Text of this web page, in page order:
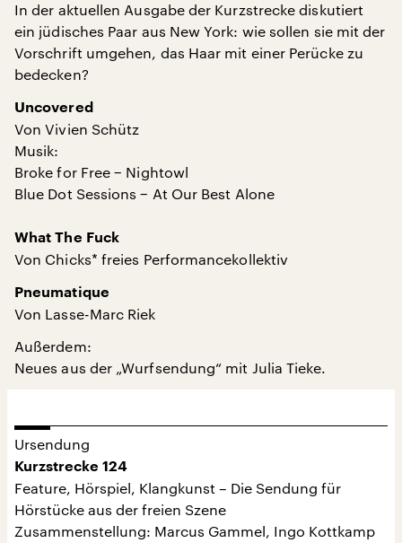
In der aktuellen Ausgabe der Kurzstrecke diskutiert
ein jüdisches Paar aus New York: wie sollen sie mit der
Vorschrift umgehen, das Haar mit einer Perücke zu
bedecken?
Uncovered
Von Vivien Schütz
Musik:
Broke for Free − Nightowl
Blue Dot Sessions − At Our Best Alone
What The Fuck
Von Chicks* freies Performancekollektiv
Pneumatique
Von Lasse-Marc Riek
Außerdem:
Neues aus der „Wurfsendung“ mit Julia Tieke.
Ursendung
Kurzstrecke 124
Feature, Hörspiel, Klangkunst – Die Sendung für
Hörstücke aus der freien Szene
Zusammenstellung: Marcus Gammel, Ingo Kottkamp